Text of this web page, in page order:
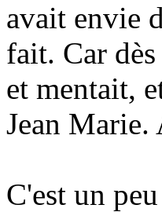
avait envie
fait. Car
et mentait,
Jean
C'est un